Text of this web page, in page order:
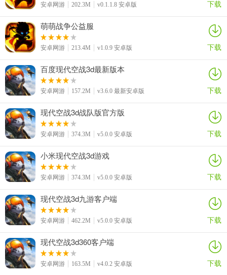
安卓网游 202.3M v0.1.1.8 安卓版 下载
萌萌战争公益服
安卓网游 213.4M v1.0.9 安卓版 下载
百度现代空战3d最新版本
安卓网游 157.2M v3.6.0 最新安卓版 下载
现代空战3d战队版官方版
安卓网游 374.3M v5.0.0 安卓版 下载
小米现代空战3d游戏
安卓网游 374.3M v5.0.0 安卓版 下载
现代空战3d九游客户端
安卓网游 462.2M v5.0.0 安卓版 下载
现代空战3d360客户端
安卓网游 163.5M v4.0.2 安卓版 下载